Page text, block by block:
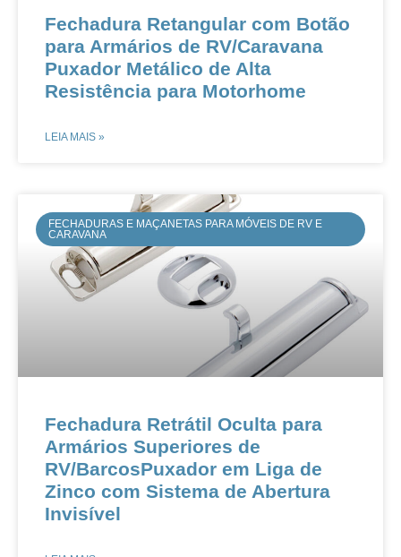
Fechadura Retangular com Botão
para Armários de RV/Caravana​​​​
Puxador Metálico de Alta
Resistência para Motorhome​
LEIA MAIS »
FECHADURAS E MAÇANETAS PARA MÓVEIS DE RV E
CARAVANA
Fechadura Retrátil Oculta para
Armários Superiores de
RV/BarcosPuxador em Liga de
Zinco com Sistema de Abertura
Invisível